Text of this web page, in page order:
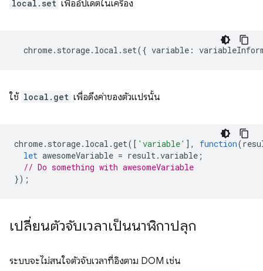
local.set เพื่ออัปเดตในเครื่อง
chrome. storage. local . set({ variable :
ใช้ local.get เพื่อดึงค่าของตัวแปรนั้น
chrome. storage. local .get([ 'variable' ], function(
let awesomeVariable = result.variable ;
// Do something with awesomeVariable
});
เปลี่ยนตัวจับเวลาเป็นนาฬิกาปลุก
ระบบจะไม่สนใจตัวจับเวลาที่อิงตาม DOM เช่น